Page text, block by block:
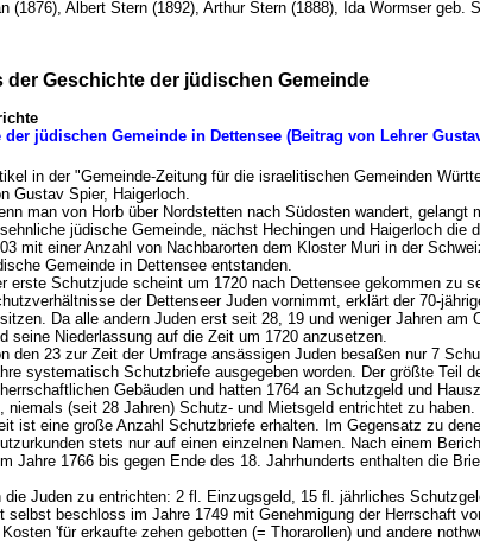
(1876), Albert Stern (1892), Arthur Stern (1888), Ida Wormser geb.
der Geschichte der jüdischen Gemeinde
der jüdischen Gemeinde in Dettensee (Beitrag von Lehrer
in der "Gemeinde-Zeitung für die israelitischen Gemeinden
Gustav Spier, Haigerloch.
man von Horb über Nordstetten nach Südosten wandert,
jüdische Gemeinde, nächst Hechingen und Haigerloch
mit einer Anzahl von Nachbarorten dem Kloster Muri in der
Gemeinde in Dettensee entstanden.
erste Schutzjude scheint um 1720 nach Dettensee gekommen zu
der Dettenseer Juden vornimmt, erklärt der 70-
Da alle andern Juden erst seit 28, 19 und weniger Jahren
seine Niederlassung auf die Zeit um 1720 anzusetzen.
den 23 zur Zeit der Umfrage ansässigen Juden besaßen nur 7
systematisch Schutzbriefe ausgegeben worden. Der größte Teil
Gebäuden und hatten 1764 an Schutzgeld und
niemals (seit 28 Jahren) Schutz- und Mietsgeld entrichtet zu
ist eine große Anzahl Schutzbriefe erhalten. Im Gegensatz zu
stets nur auf einen einzelnen Namen. Nach einem
Jahre 1766 bis gegen Ende des 18. Jahrhunderts enthalten die
die Juden zu entrichten: 2 fl. Einzugsgeld, 15 fl. jährliches
selbst beschloss im Jahre 1749 mit Genehmigung der Herrschaft
'für erkaufte zehen gebotten (= Thorarollen) und andere